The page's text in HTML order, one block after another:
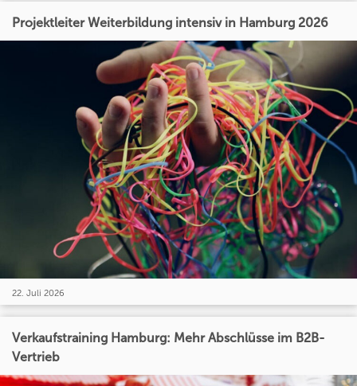
Projektleiter Weiterbildung intensiv in Hamburg 2026
22. Juli 2026
Verkaufstraining Hamburg: Mehr Abschlüsse im B2B-
Vertrieb